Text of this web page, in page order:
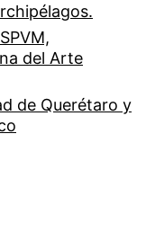
del Arte
de Querétaro y